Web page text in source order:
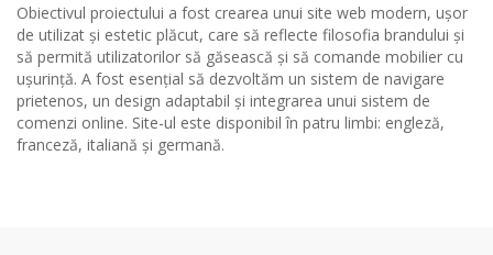
Obiectivul proiectului a fost crearea unui site web modern, ușor
de utilizat și estetic plăcut, care să reflecte filosofia brandului și
să permită utilizatorilor să găsească și să comande mobilier cu
ușurință. A fost esențial să dezvoltăm un sistem de navigare
prietenos, un design adaptabil și integrarea unui sistem de
comenzi online. Site-ul este disponibil în patru limbi: engleză,
franceză, italiană și germană.